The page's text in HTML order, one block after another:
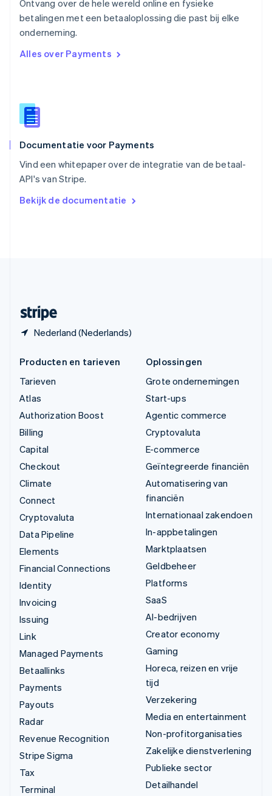
Ontvang over de hele wereld online en fysieke
betalingen met een betaaloplossing die past bij elke
onderneming.
Alles over Payments
Documentatie voor Payments
Vind een whitepaper over de integratie van de betaal-
API's van Stripe.
Bekijk de documentatie
Nederland (Nederlands)
English
Singapore
English简体中文
EnglishItaliano
Español
Thailand
Tsjechië
Vasteland van China
简体中文English
English
Producten en tarieven
Tarieven
Atlas
Authorization Boost
Billing
Capital
Checkout
Climate
Connect
Cryptovaluta
Data Pipeline
Elements
Financial Connections
Identity
Invoicing
Issuing
Link
Managed Payments
Betaallinks
Payments
Payouts
Radar
Revenue Recognition
Stripe Sigma
Tax
Terminal
Oplossingen
Grote ondernemingen
Start-ups
Agentic commerce
Cryptovaluta
E-commerce
Geïntegreerde financiën
Automatisering van
financiën
Internationaal zakendoen
In-appbetalingen
Marktplaatsen
Geldbeheer
Platforms
SaaS
AI-bedrijven
Creator economy
Gaming
Horeca, reizen en vrije
tijd
Verzekering
Media en entertainment
Non-profitorganisaties
Zakelijke dienstverlening
Publieke sector
Detailhandel